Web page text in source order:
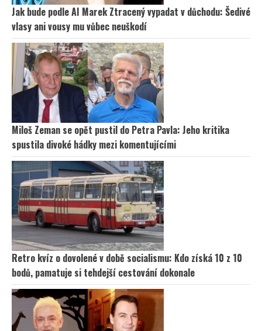
Jak bude podle AI Marek Ztracený vypadat v důchodu: Šedivé
vlasy ani vousy mu vůbec neuškodí
Miloš Zeman se opět pustil do Petra Pavla: Jeho kritika
spustila divoké hádky mezi komentujícími
Retro kvíz o dovolené v době socialismu: Kdo získá 10 z 10
bodů, pamatuje si tehdejší cestování dokonale